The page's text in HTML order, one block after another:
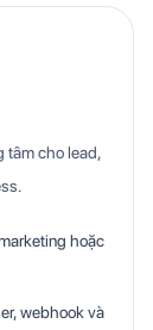
tâm cho lead,
hoặc
webhook và